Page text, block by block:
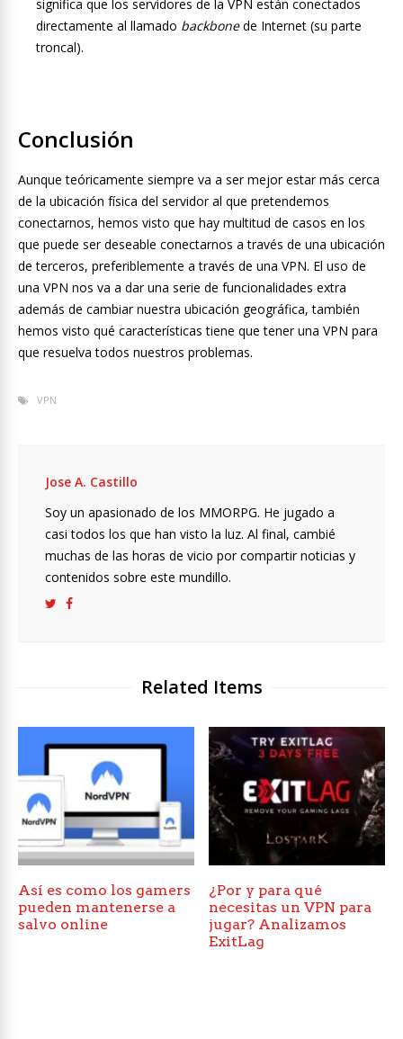
significa que los servidores de la VPN están conectados
directamente al llamado backbonede Internet (su parte
troncal).
Conclusión
Aunque teóricamente siempre va a ser mejor estar más cerca
de la ubicación física del servidor al que pretendemos
conectarnos, hemos visto que hay multitud de casos en los
que puede ser deseable conectarnos a través de una ubicación
de terceros, preferiblemente a través de una VPN. El uso de
una VPN nos va a dar una serie de funcionalidades extra
además de cambiar nuestra ubicación geográfica, también
hemos visto qué características tiene que tener una VPN para
que resuelva todos nuestros problemas.
VPN
Jose A. Castillo
Soy un apasionado de los MMORPG. He jugado a
casi todos los que han visto la luz. Al final, cambié
muchas de las horas de vicio por compartir noticias y
contenidos sobre este mundillo.
Related Items
Así es como los gamers
pueden mantenerse a
salvo online
¿Por y para qué
necesitas un VPN para
jugar? Analizamos
ExitLag